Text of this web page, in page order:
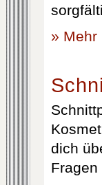
»
dich
Fragen